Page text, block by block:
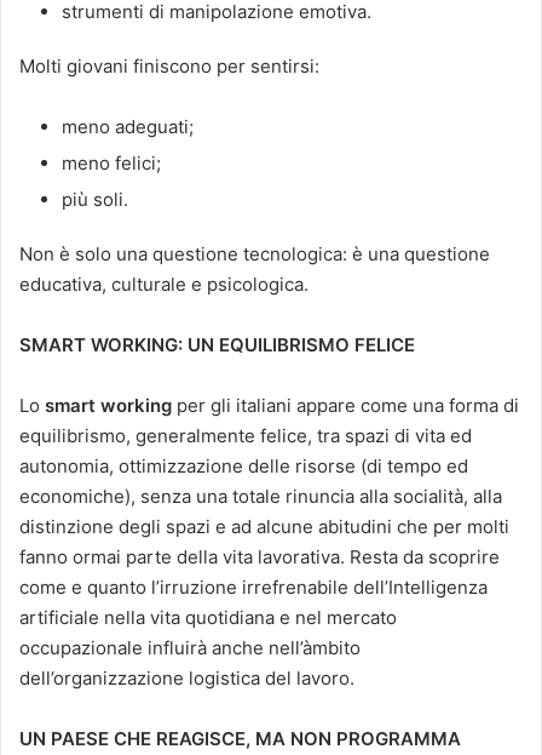
strumenti di manipolazione emotiva.
Molti giovani finiscono per sentirsi:
meno adeguati;
meno felici;
più soli.
Non è solo una questione tecnologica: è una questione
educativa, culturale e psicologica.
SMART WORKING: UN EQUILIBRISMO FELICE
Lo smart working per gli italiani appare come una forma di
equilibrismo, generalmente felice, tra spazi di vita ed
autonomia, ottimizzazione delle risorse (di tempo ed
economiche), senza una totale rinuncia alla socialità, alla
distinzione degli spazi e ad alcune abitudini che per molti
fanno ormai parte della vita lavorativa. Resta da scoprire
come e quanto l’irruzione irrefrenabile dell’Intelligenza
artificiale nella vita quotidiana e nel mercato
occupazionale influirà anche nell’àmbito
dell’organizzazione logistica del lavoro.
UN PAESE CHE REAGISCE, MA NON PROGRAMMA